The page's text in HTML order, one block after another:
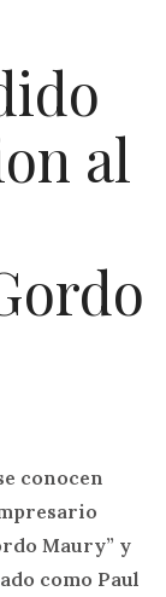
al
conocen
Maury” y
como Paul